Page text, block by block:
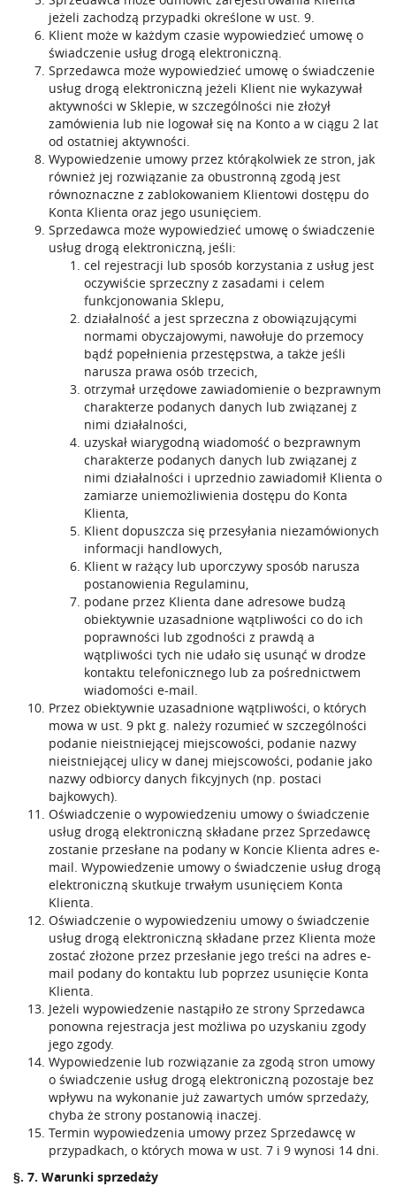
jeżeli zachodzą przypadki określone w ust. 9.
Klient może w każdym czasie wypowiedzieć umowę o
świadczenie usług drogą elektroniczną.
Sprzedawca może wypowiedzieć umowę o świadczenie
usług drogą elektroniczną jeżeli Klient nie wykazywał
aktywności w Sklepie, w szczególności nie złożył
zamówienia lub nie logował się na Konto a w ciągu 2 lat
od ostatniej aktywności.
Wypowiedzenie umowy przez którąkolwiek ze stron, jak
również jej rozwiązanie za obustronną zgodą jest
równoznaczne z zablokowaniem Klientowi dostępu do
Konta Klienta oraz jego usunięciem.
Sprzedawca może wypowiedzieć umowę o świadczenie
usług drogą elektroniczną, jeśli:
cel rejestracji lub sposób korzystania z usług jest
oczywiście sprzeczny z zasadami i celem
funkcjonowania Sklepu,
działalność a jest sprzeczna z obowiązującymi
normami obyczajowymi, nawołuje do przemocy
bądź popełnienia przestępstwa, a także jeśli
narusza prawa osób trzecich,
otrzymał urzędowe zawiadomienie o bezprawnym
charakterze podanych danych lub związanej z
nimi działalności,
uzyskał wiarygodną wiadomość o bezprawnym
charakterze podanych danych lub związanej z
nimi działalności i uprzednio zawiadomił Klienta o
zamiarze uniemożliwienia dostępu do Konta
Klienta,
Klient dopuszcza się przesyłania niezamówionych
informacji handlowych,
Klient w rażący lub uporczywy sposób narusza
postanowienia Regulaminu,
podane przez Klienta dane adresowe budzą
obiektywnie uzasadnione wątpliwości co do ich
poprawności lub zgodności z prawdą a
wątpliwości tych nie udało się usunąć w drodze
kontaktu telefonicznego lub za pośrednictwem
wiadomości e-mail.
Przez obiektywnie uzasadnione wątpliwości, o których
mowa w ust. 9 pkt g. należy rozumieć w szczególności
podanie nieistniejącej miejscowości, podanie nazwy
nieistniejącej ulicy w danej miejscowości, podanie jako
nazwy odbiorcy danych fikcyjnych (np. postaci
bajkowych).
Oświadczenie o wypowiedzeniu umowy o świadczenie
usług drogą elektroniczną składane przez Sprzedawcę
zostanie przesłane na podany w Koncie Klienta adres e-
mail. Wypowiedzenie umowy o świadczenie usług drogą
elektroniczną skutkuje trwałym usunięciem Konta
Klienta.
Oświadczenie o wypowiedzeniu umowy o świadczenie
usług drogą elektroniczną składane przez Klienta może
zostać złożone przez przesłanie jego treści na adres e-
mail podany do kontaktu lub poprzez usunięcie Konta
Klienta.
Jeżeli wypowiedzenie nastąpiło ze strony Sprzedawca
ponowna rejestracja jest możliwa po uzyskaniu zgody
jego zgody.
Wypowiedzenie lub rozwiązanie za zgodą stron umowy
o świadczenie usług drogą elektroniczną pozostaje bez
wpływu na wykonanie już zawartych umów sprzedaży,
chyba że strony postanowią inaczej.
Termin wypowiedzenia umowy przez Sprzedawcę w
przypadkach, o których mowa w ust. 7 i 9 wynosi 14 dni.
§. 7. Warunki sprzedaży